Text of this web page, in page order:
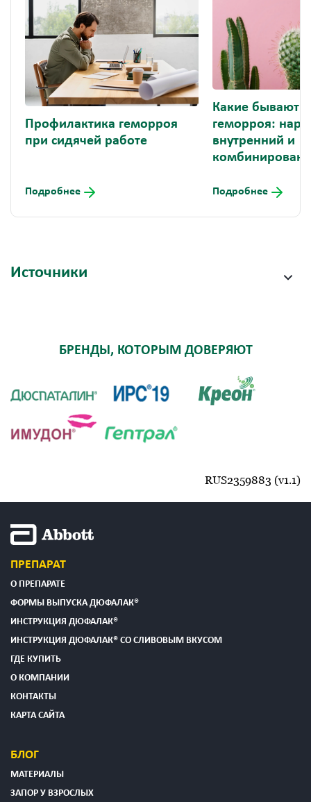
Профилактика геморроя
при сидячей работе
Подробнее
Какие бывают
геморроя:
внутренний и
Подробнее
Источники
БРЕНДЫ, КОТОРЫМ ДОВЕРЯЮТ
RUS2359883 (v1.1)
ПРЕПАРАТ
О ПРЕПАРАТЕ
ФОРМЫ ВЫПУСКА ДЮФАЛАК®
ИНСТРУКЦИЯ ДЮФАЛАК®
ИНСТРУКЦИЯ ДЮФАЛАК® СО СЛИВОВЫМ ВКУСОМ
ГДЕ КУПИТЬ
О КОМПАНИИ
КОНТАКТЫ
КАРТА САЙТА
БЛОГ
МАТЕРИАЛЫ
ЗАПОР У ВЗРОСЛЫХ